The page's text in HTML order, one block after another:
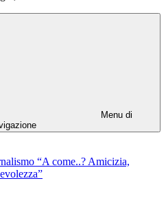
Menu di
“A come..? Amicizia,